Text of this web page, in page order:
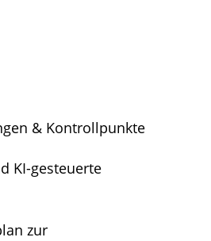
& Kontrollpunkte
KI-gesteuerte
zur